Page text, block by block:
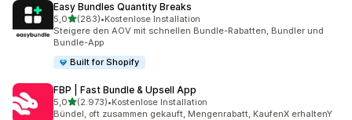
Easy Bundles Quantity Breaks
5,0von 5 Sternen
(283)
283 Rezensionen insgesamt
•Kostenlose Installation
Steigere den AOV mit schnellen Bundle-Rabatten, Bundler und
Bundle-App
Built for Shopify
FBP | Fast Bundle & Upsell App
5,0von 5 Sternen
(2.973)
2973 Rezensionen insgesamt
•Kostenlose Installation
Bündel, oft zusammen gekauft, Mengenrabatt, KaufenX erhaltenY